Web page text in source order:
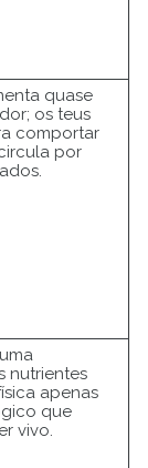
quase
os teus
comportar
por
nutrientes
apenas
que
vivo.